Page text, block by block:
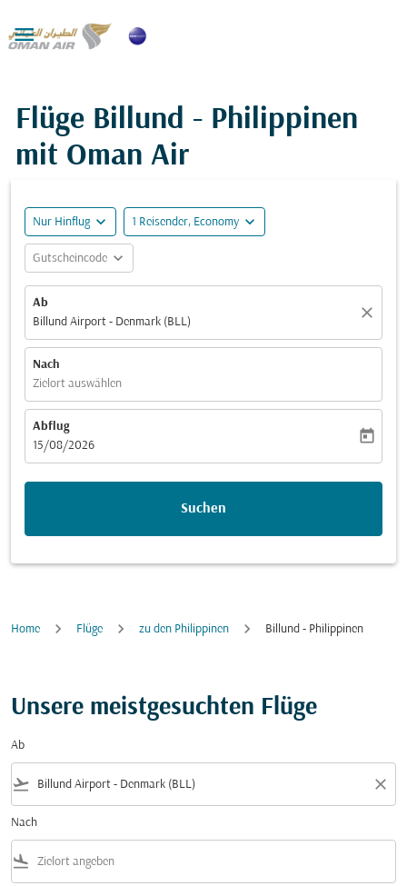

Flüge Billund - Philippinen
mit Oman Air
Nur Hinflug expand_more 1 Reisender, Economy expand_more
Gutscheincode expand_more
Ab
Billund Airport - Denmark (BLL)
close
Nach
Zielort auswählen
Abflug
fc-booking-departure-date-aria-label
15/08/2026
today
Suchen
Home Flüge zu den Philippinen Billund - Philippinen
Unsere meistgesuchten Flüge
Ab
flight_takeoff close
Nach
flight_land